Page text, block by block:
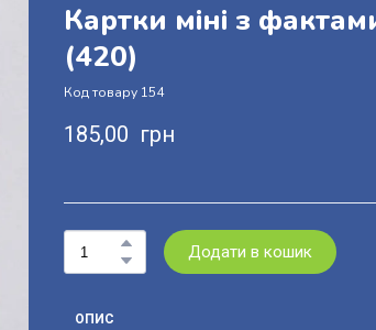
Картки міні з
(420)
Код товару 154
185,00  грн
Додати в кошик
ОПИС